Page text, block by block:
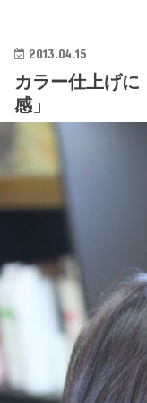
2013.04.15
カラー仕上げ
感」